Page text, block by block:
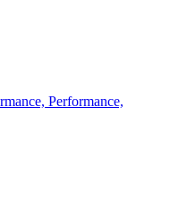
Performance,